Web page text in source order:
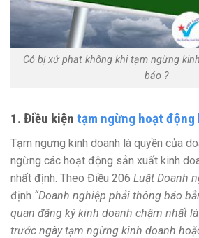
Có bị xử phạt không khi tạm ngừng
báo ?
1. Điều kiện tạm ngừng hoạt động
Tạm ngưng kinh doanh là quyền của
ngừng các hoạt động sản xuất kinh
nhất định. Theo Điều 206 Luật Doanh
định “Doanh nghiệp phải thông báo
quan đăng ký kinh doanh chậm nhất
trước ngày tạm ngừng kinh doanh